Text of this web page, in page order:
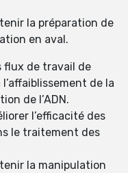
la préparation de
en aval.
flux de travail de
de la
de l’ADN.
l’efficacité des
le traitement des
la manipulation